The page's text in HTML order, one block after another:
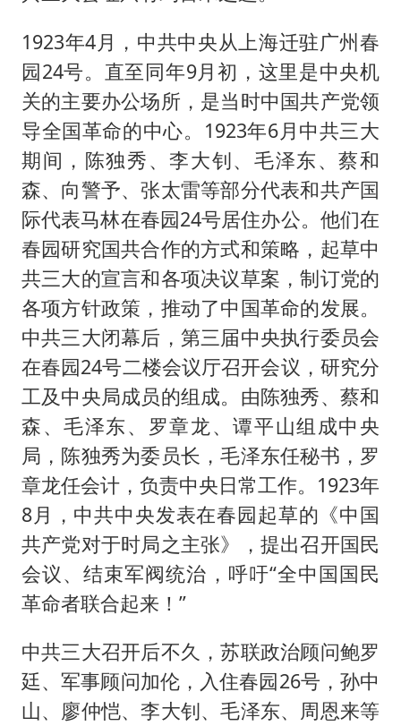
1923年4月，中共中央从上海迁驻广州春
园24号。直至同年9月初，这里是中央机
关的主要办公场所，是当时中国共产党领
导全国革命的中心。1923年6月中共三大
期间，陈独秀、李大钊、毛泽东、蔡和
森、向警予、张太雷等部分代表和共产国
际代表马林在春园24号居住办公。他们在
春园研究国共合作的方式和策略，起草中
共三大的宣言和各项决议草案，制订党的
各项方针政策，推动了中国革命的发展。
中共三大闭幕后，第三届中央执行委员会
在春园24号二楼会议厅召开会议，研究分
工及中央局成员的组成。由陈独秀、蔡和
森、毛泽东、罗章龙、谭平山组成中央
局，陈独秀为委员长，毛泽东任秘书，罗
章龙任会计，负责中央日常工作。1923年
8月，中共中央发表在春园起草的《中国
共产党对于时局之主张》，提出召开国民
会议、结束军阀统治，呼吁“全中国国民
革命者联合起来！”
中共三大召开后不久，苏联政治顾问鲍罗
廷、军事顾问加伦，入住春园26号，孙中
山、廖仲恺、李大钊、毛泽东、周恩来等